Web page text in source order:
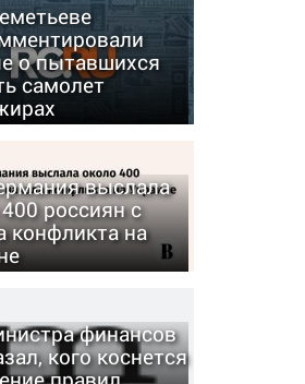
о пытавшихся
самолет
выслала
россиян с
конфликта на
финансов
кого коснется